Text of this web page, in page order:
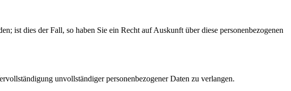
ist dies der Fall, so haben Sie ein Recht auf Auskunft über diese personenbezogenen
unvollständiger personenbezogener Daten zu verlangen.